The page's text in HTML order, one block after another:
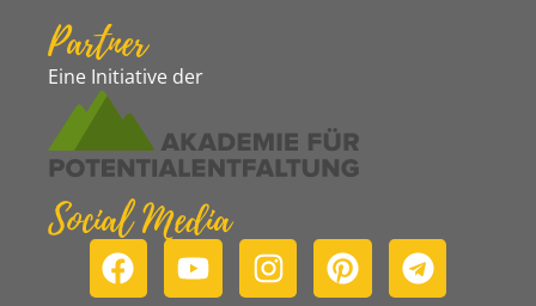
Partner
Eine Initiative der
Social Media